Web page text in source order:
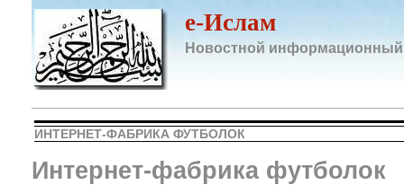
e-Ислам
Новостной информационный
ИНТЕРНЕТ-ФАБРИКА ФУТБОЛОК
Интернет-фабрика футболок